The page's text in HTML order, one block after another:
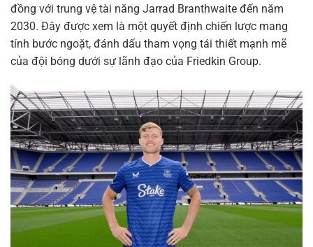
đồng với trung vệ tài năng Jarrad Branthwaite đến năm
2030. Đây được xem là một quyết định chiến lược mang
tính bước ngoặt, đánh dấu tham vọng tái thiết mạnh mẽ
của đội bóng dưới sự lãnh đạo của Friedkin Group.